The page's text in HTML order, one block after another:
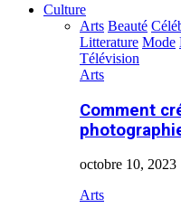
Culture
Arts Beauté
Litterature Mode
Télévision
Arts
Comment
octobre 10, 2023
Arts